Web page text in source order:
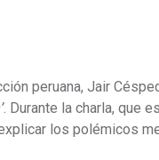
peruana, Jair
. Durante la charla, que
los polémicos